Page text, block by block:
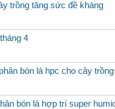
trồng tăng sức đề kháng
4
bón lá hpc cho cây trồng
bón lá hợp trí super